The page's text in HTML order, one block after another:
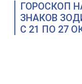
ГОРОСКОП
ЗНАКОВ
С 21 ПО 27